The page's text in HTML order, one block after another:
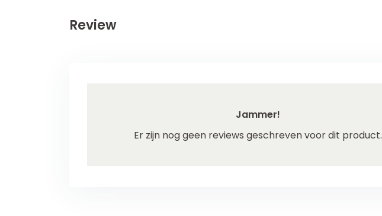
Review
Jammer!
Er zijn nog geen reviews geschreven voor dit product.